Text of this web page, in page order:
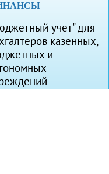
учет" для
казенных,
и